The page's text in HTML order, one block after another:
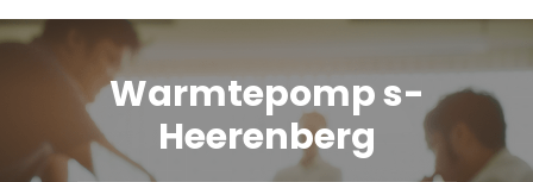
Warmtepomp s-
Heerenberg